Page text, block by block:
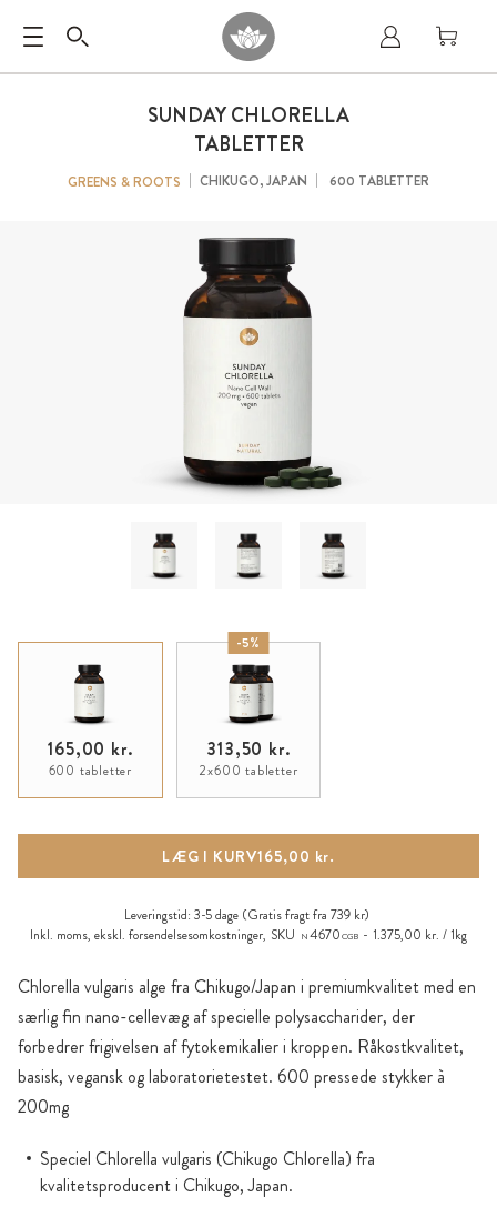
SUNDAY CHLORELLA
TABLETTER
GREENS & ROOTS CHIKUGO, JAPAN 600 TABLETTER
Chlorella vulgaris alge fra Chikugo/Japan i premiumkvalitet med en
særlig fin nano-cellevæg af specielle polysaccharider, der
forbedrer frigivelsen af fytokemikalier i kroppen. Råkostkvalitet,
basisk, vegansk og laboratorietestet. 600 pressede stykker à
200mg
Speciel Chlorella vulgaris (Chikugo Chlorella) fra
kvalitetsproducent i Chikugo, Japan.
165,00 kr.
600 tabletter
-5%
313,50 kr.
2x600 tabletter
LÆG I KURV165,00 kr.
Leveringstid: 3-5 dage (Gratis fragt fra 739 kr)
Inkl. moms, ekskl. forsendelsesomkostninger, SKU N4670CGB 1.375,00 kr. / 1kg